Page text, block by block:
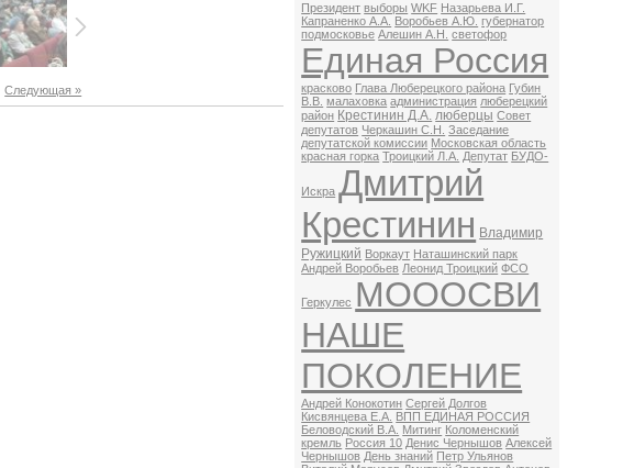
Следующая »
Президент выборы WKF Назарьева И.Г.
Капраненко А.А. Воробьев А.Ю. губернатор
подмосковье Алешин А.Н. светофор
Единая Россия
красково Глава Люберецкого района Губин
В.В. малаховка администрация люберецкий
район Крестинин Д.А. люберцы Совет
депутатов Черкашин С.Н.
Заседание
депутатской комиссии Московская область
красная горка Троицкий Л.А. Депутат БУДО-
Искра Дмитрий
Крестинин Владимир
Ружицкий Воркаут Наташинский парк
Андрей Воробьев Леонид Троицкий ФСО
Геркулес МОООСВИ
НАШЕ
ПОКОЛЕНИЕ
Андрей Конокотин Сергей Долгов
Кисвянцева Е.А. ВПП ЕДИНАЯ РОССИЯ
Беловодский В.А. Митинг Коломенский
кремль Россия 10 Денис Чернышов Алексей
Чернышов День знаний Петр Ульянов